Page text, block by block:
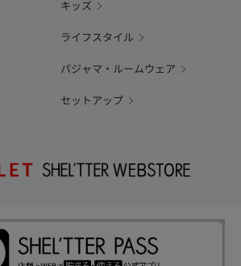
キッズ
ライフスタイル
パジャマ・ルームウェア
セットアップ